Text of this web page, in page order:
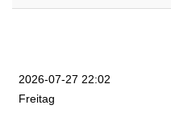
2026-07-27 22:02
Freitag